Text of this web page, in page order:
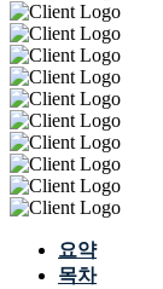
요약
목차